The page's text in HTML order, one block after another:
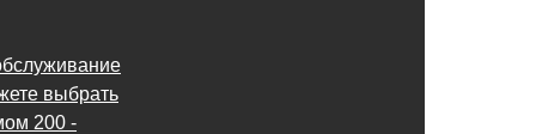
выбрать
200 -